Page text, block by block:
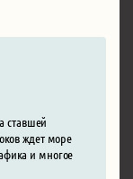
ставшей
ждет море
и многое